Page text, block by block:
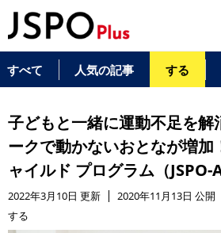
すべて 人気の記事 する
子どもと一緒に運動不足を解
ークで動かないおとなが増加
ャイルド プログラム（JSPO-
2022年3月10日 更新
2020年11月13日 公開
する